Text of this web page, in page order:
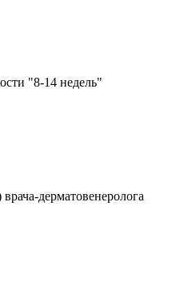
"8-14 недель"
дерматовенеролога